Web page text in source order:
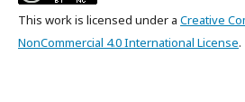
This work is licensed under a Creative
NonCommercial 4.0 International License.